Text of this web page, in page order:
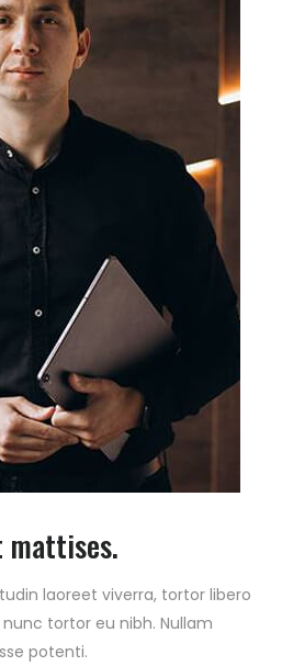
mattises.
laoreet viverra, tortor libero
tortor eu nibh. Nullam
potenti.